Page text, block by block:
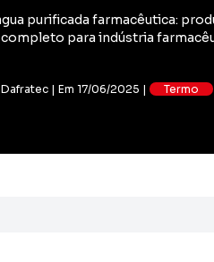
purificada farmacêutica:
para indústria
| Em 17/06/2025 | Termo